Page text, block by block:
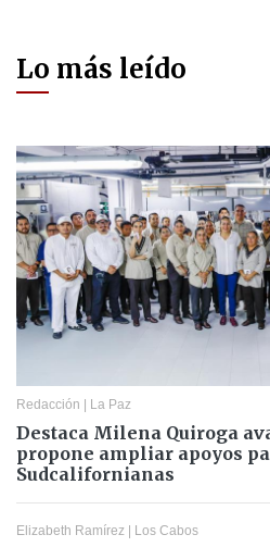
Lo más leído
Redacción La Paz
Destaca Milena Quiroga
propone ampliar apoyos
Sudcalifornianas
Elizabeth Ramírez Los Cabos